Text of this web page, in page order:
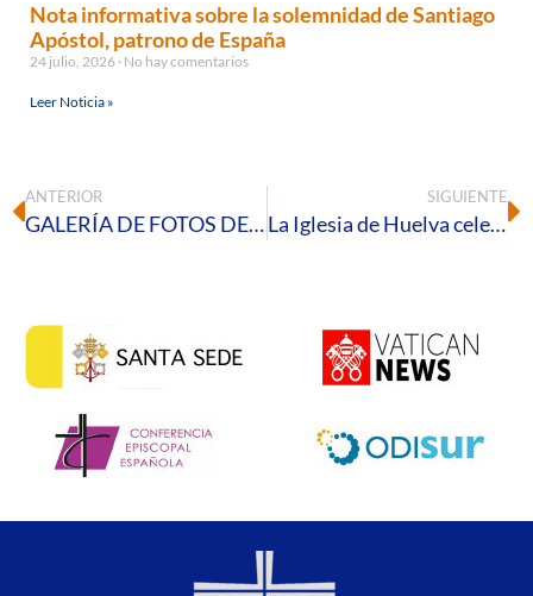
Nota informativa sobre la solemnidad de Santiago
Apóstol, patrono de España
24 julio, 2026 No hay comentarios
Leer Noticia »
ANTERIOR
GALERÍA DE FOTOS DE LA MISA DE PENTECOSTÉS 2026
SIGUIENTE
La Iglesia de Huelva celebra el Corpus Christi con la procesión del Santísimo Sacramento por las calles de la ciudad